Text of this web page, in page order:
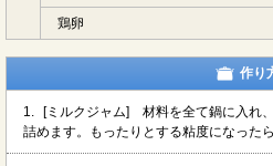
鶏卵
作り
1.
[ミルクジャム] 材料を全て鍋に入れ
詰めます。もったりとする粘度になった